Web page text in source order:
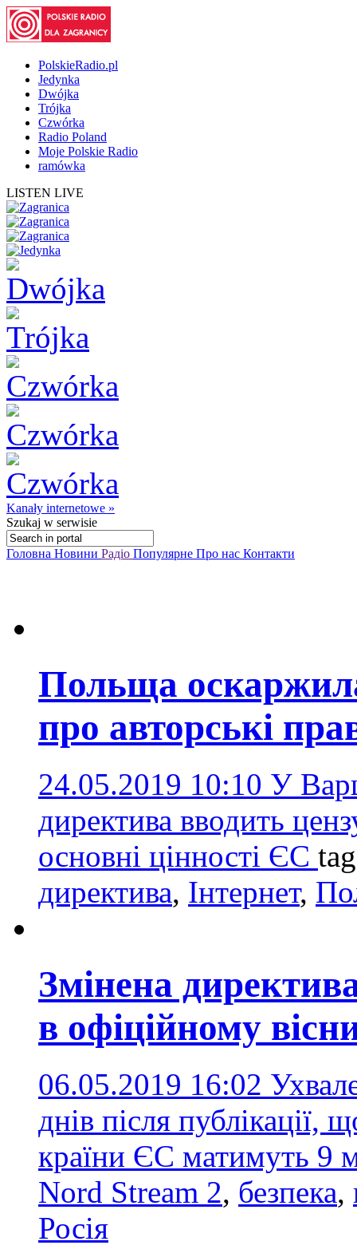
PolskieRadio.pl
Jedynka
Dwójka
Trójka
Czwórka
Radio Poland
Moje Polskie Radio
ramówka
LISTEN LIVE
Kanały internetowe »
Szukaj w serwisie
Головна Новини Радіо Популярне Про нас Контакти
Польща
про авторські
24.05.2019 10:10 У
директива вводить
основні цінності ЄС
директива, Інтернет,
Змінена
в офіційному
06.05.2019 16:02
днів після публікації,
країни ЄС матимуть 9
Nord Stream 2, безпека,
Росія